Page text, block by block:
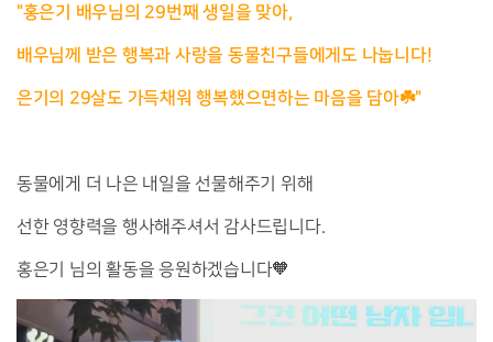
"홍은기 배우님의 29번째 생일을 맞아,
배우님께 받은 행복과 사랑을 동물친구들에게도 나눕니다!
은기의 29살도 가득채워 행복했으면하는 마음을 담아☘️"
동물에게 더 나은 내일을 선물해주기 위해
선한 영향력을 행사해주셔서 감사드립니다.
홍은기 님의 활동을 응원하겠습니다🧡